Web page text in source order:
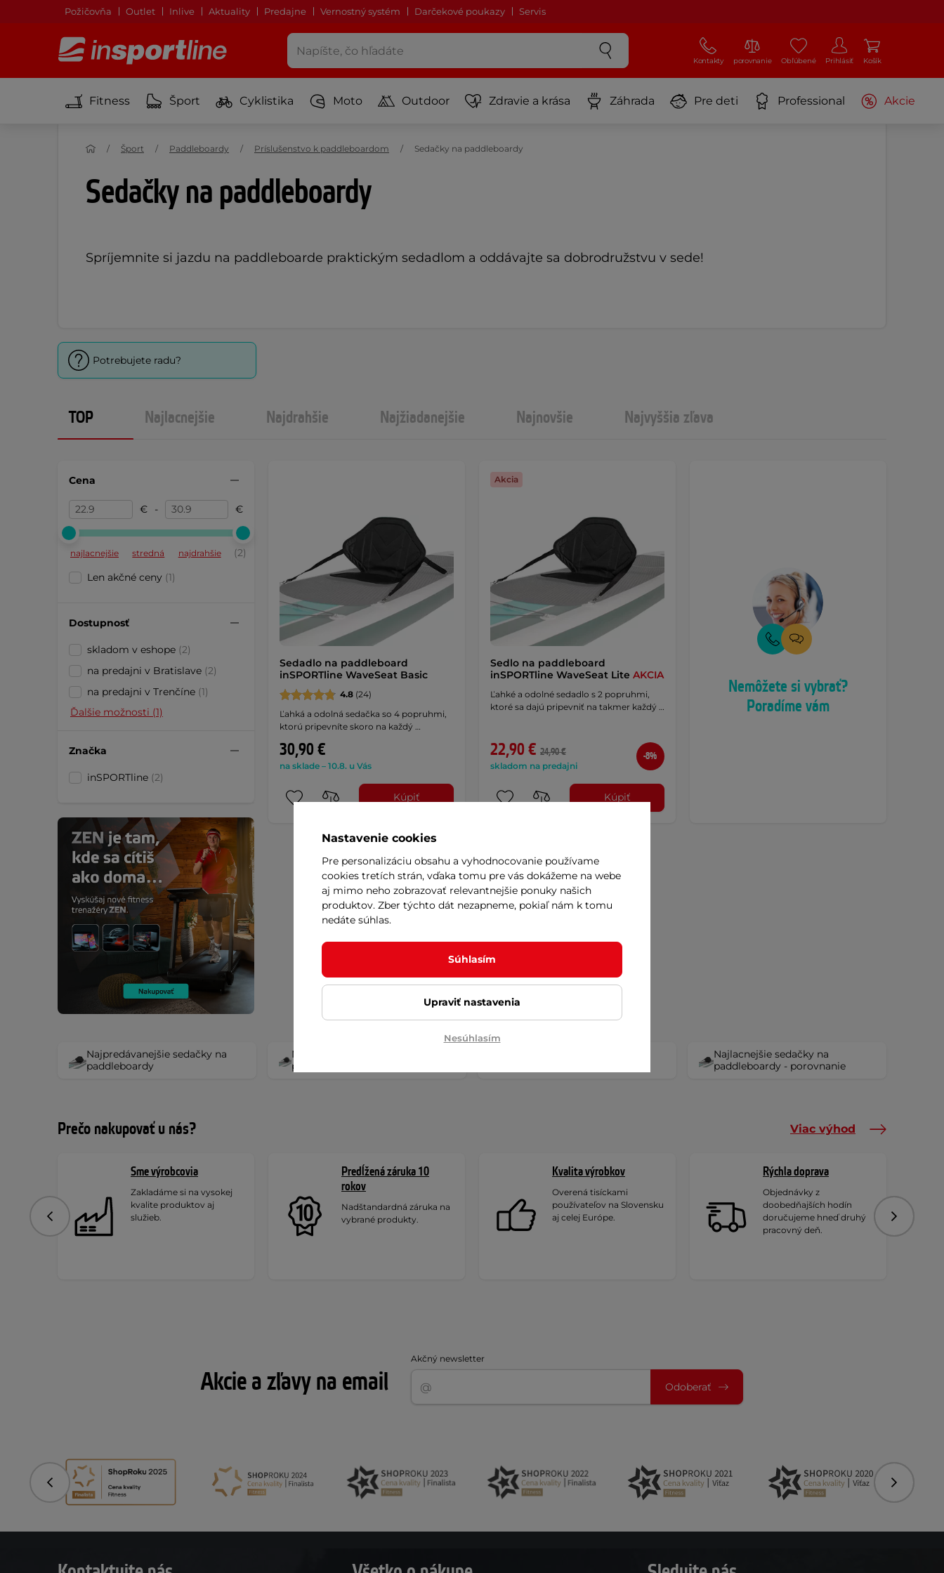
Požičovňa Outlet Inlive Aktuality Predajne Vernostný systém Darčekové poukazy Servis
Kontakty porovnanie Obľúbené Prihlásiť Košík
Fitness Šport Cyklistika Moto Outdoor Zdravie a krása Záhrada Pre deti Professional Akcie
Sedačky na paddleboardy
Spríjemnite si jazdu na paddleboarde praktickým sedadlom a oddávajte sa dobrodružstvu v sede!
Šport Paddleboardy Príslušenstvo k paddleboardom Sedačky na paddleboardy
Potrebujete radu?
TOP Najlacnejšie Najdrahšie Najžiadanejšie Najnovšie Najvyššia zľava
Cena
€ - €
najlacnejšie stredná najdrahšie
(2)
Len akčné ceny (1)
Dostupnosť
skladom v eshope (2)
na predajni v Bratislave (2)
na predajni v Trenčíne (1)
Ďalšie možnosti (1)
Značka
inSPORTline (2)
Sedadlo na paddleboard
inSPORTline WaveSeat Basic
4.8 (24)
Ľahká a odolná sedačka so 4 popruhmi,
ktorú pripevníte skoro na každý …
30,90 €
na sklade – 10.8. u Vás
Kúpiť
Akcia
Sedlo na paddleboard
inSPORTline WaveSeat Lite AKCIA
Ľahké a odolné sedadlo s 2 popruhmi,
ktoré sa dajú pripevniť na takmer každý …
22,90 € 24,90 €
skladom na predajni
-8%
Kúpiť
Nemôžete si vybrať?
Poradíme vám
Najpredávanejšie sedačky na
paddleboardy
Najpredávanejšie sedačky na
paddleboardy - porovnanie
Najlacnejšie sedačky na
paddleboardy - porovnanie
Prečo nakupovať u nás? Viac výhod
Sme výrobcovia
Zakladáme si na vysokej
kvalite produktov aj
služieb.
Predĺžená záruka 10
rokov
Nadštandardná záruka na
vybrané produkty.
Kvalita výrobkov
Overená tisíckami
používateľov na Slovensku
aj celej Európe.
Rýchla doprava
Objednávky z
doobedňajších hodín
doručujeme hneď druhý
pracovný deň.
Predchádzajúce
Akcie a zľavy na email
Akčný newsletter
Odoberať
Predchádzajúce
Nastavenie cookies
Pre personalizáciu obsahu a vyhodnocovanie používame
cookies tretích strán, vďaka tomu pre vás dokážeme na webe
aj mimo neho zobrazovať relevantnejšie ponuky našich
produktov. Zber týchto dát nezapneme, pokiaľ nám k tomu
nedáte súhlas.
Súhlasím
Upraviť nastavenia
Nesúhlasím